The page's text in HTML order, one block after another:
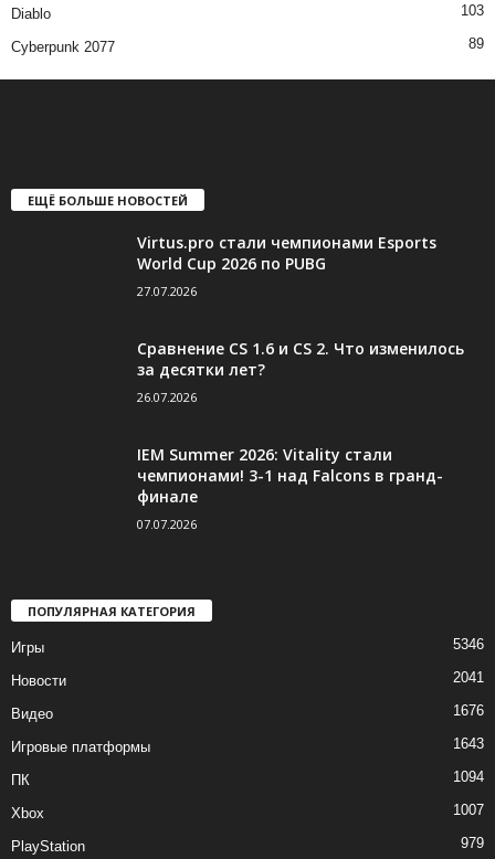
Diablo 103
Cyberpunk 2077 89
ЕЩЁ БОЛЬШЕ НОВОСТЕЙ
Virtus.pro стали чемпионами Esports
World Cup 2026 по PUBG
27.07.2026
Сравнение CS 1.6 и CS 2. Что изменилось
за десятки лет?
26.07.2026
IEM Summer 2026: Vitality стали
чемпионами! 3-1 над Falcons в гранд-
финале
07.07.2026
ПОПУЛЯРНАЯ КАТЕГОРИЯ
Игры 5346
Новости 2041
Видео 1676
Игровые платформы 1643
ПК 1094
Xbox 1007
PlayStation 979